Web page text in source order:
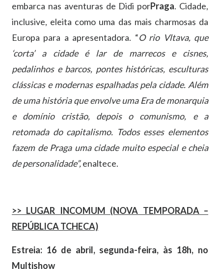
embarca nas aventuras de Didi porPraga. Cidade,
inclusive, eleita como uma das mais charmosas da
Europa para a apresentadora. “O rio Vltava, que
‘corta’ a cidade é lar de marrecos e cisnes,
pedalinhos e barcos, pontes históricas, esculturas
clássicas e modernas espalhadas pela cidade. Além
de uma história que envolve uma Era de monarquia
e domínio cristão, depois o comunismo, e a
retomada do capitalismo. Todos esses elementos
fazem de Praga uma cidade muito especial e cheia
de personalidade”,enaltece.
>> LUGAR INCOMUM (NOVA TEMPORADA –
REPÚBLICA TCHECA)
Estreia: 16 de abril, segunda-feira, às 18h, no
Multishow